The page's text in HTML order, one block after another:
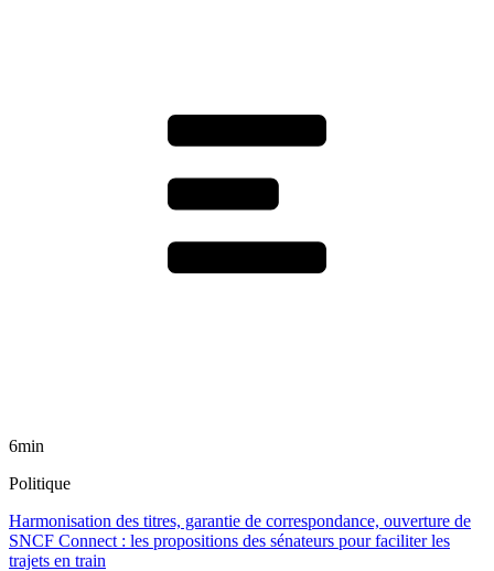
6min
Politique
Harmonisation des titres, garantie de correspondance, ouverture de
SNCF Connect : les propositions des sénateurs pour faciliter les
trajets en train